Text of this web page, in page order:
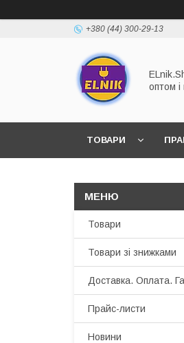
+380 (44) 300-29-13
оптом і
ТОВАРИ
Товари
Товари зі знижками
Доставка. Оплата.
Прайс-листи
Новини